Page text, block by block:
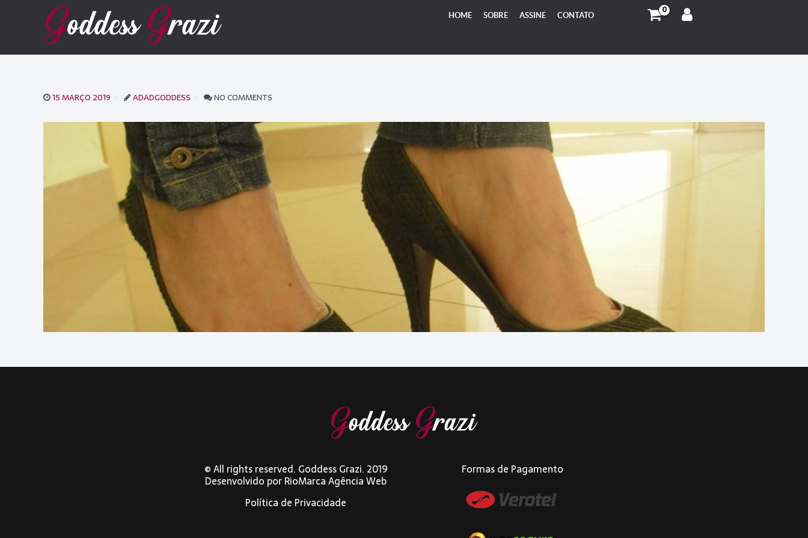
HOME SOBRE ASSINE CONTATO 0
15 MARÇO 2019 ADADGODDESS NO COMMENTS
© All rights reserved. Goddess Grazi. 2019
Desenvolvido porRioMarca Agência Web
Política de Privacidade
Formas de Pagamento